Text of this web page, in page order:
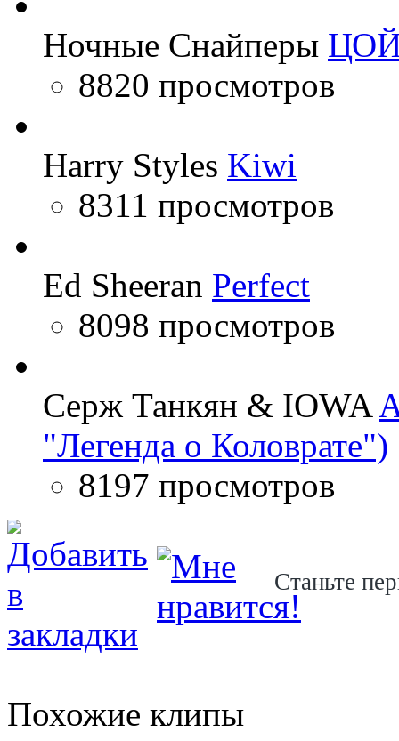
Ночные Снайперы
8820 просмотров
Harry Styles Kiwi
8311 просмотров
Ed Sheeran Perfect
8098 просмотров
Серж Танкян & IOWA
"Легенда о Коловрате")
8197 просмотров
Станьте
Похожие клипы